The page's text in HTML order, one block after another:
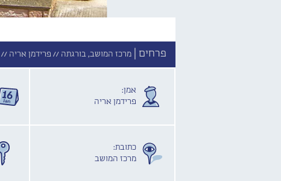
פרחים | מרכז המושב, בורגתה //פרידמן אריה //
אמן:
פרידמן אריה
כתובת:
מרכז המושב